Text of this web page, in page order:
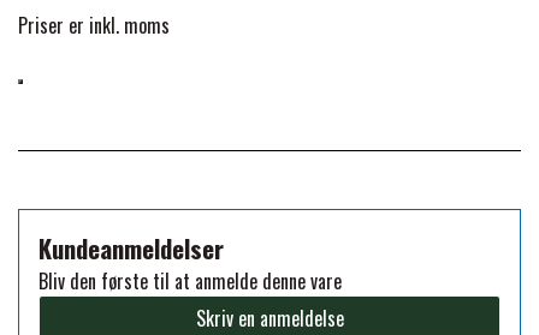
PREMIER EQUINE TRANSPORT
BESKYTTELSE
PREMIER EQUINE KØLETERAPI
KÄLLQUIST EQUESTIAN
LEMIEUX
LIKIT
Priser er inkl. moms
Kundeanmeldelser
Bliv den første til at anmelde denne vare
Skriv en anmeldelse